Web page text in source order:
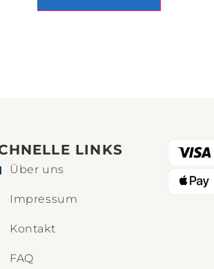
LINKS​
Über uns
Impressum
Kontakt
FAQ